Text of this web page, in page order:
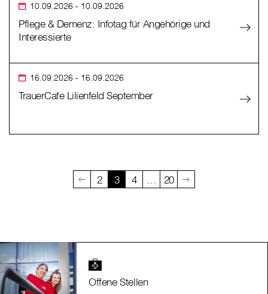
10.09.2026 - 10.09.2026
Pflege & Demenz: Infotag für Angehörige und
Interessierte
16.09.2026 - 16.09.2026
TrauerCafe Lilienfeld September
2 3 4 … 20
Offene Stellen